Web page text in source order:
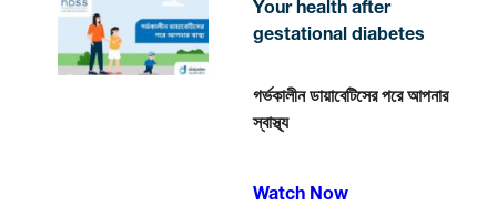
Your health after
gestational diabetes
গর্ভকালীন ডায়াবেটিসের পরে আপনার
স্বাস্থ্য
Watch Now